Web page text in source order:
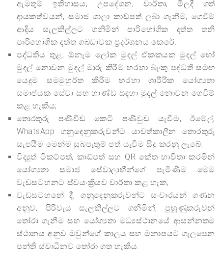
ඇමතුම් ඉතිහාසය, උපදේශන, වාර්තා, මිලදී ගත්
දායකත්වයන්, සමාජ ශාලා කාඩ්පත් ලබා ගැනීම, ගෙවීම්
ආදිය සැලකිල්ලට ගනිමින් පාරිභෝගික දත්ත තනි
පාරිභෝගික දත්ත ගබඩාවක ප්‍රදර්ශනය කෙරේ.
පද්ධතිය තුළ, ඕනෑම ලෝක මුදල් ඒකකයක මුදල් හෝ
මුදල් නොවන මුදල් මාරු කිරීම් හරහා බැංකු පද්ධති සමඟ
යෙදුම සමමුහුර්ත කිරීම හරහා ශාරීරික යෝග්‍යතා
සමාජයක සේවා සහ භාණ්ඩ සඳහා මුදල් නොවන ගෙවීම්
කළ හැකිය;
තොරතුරු පණිවිඩ කෙටි පණිවුඩ යැවීම, ඊමේල්,
WhatsApp ගනුදෙනුකරුවන්ට යාවත්කාලීන තොරතුරු
සැපයීම මෙන්ම සුබපැතුම් පත් යැවීම සිදු කරනු ලැබේ;
විද්‍යුත් ටිකට්පත්, කාඩ්පත් සහ QR කේත භාවිතා කරමින්
යෝග්‍යතා සමාජ සේවාලාභීන්ගේ පැමිණීම මෙම
වැඩසටහනට ස්වයංක්‍රීයව වාර්තා කළ හැක;
වැඩසටහනේ දී, ගනුදෙනුකරුවන්ට සංචාරයන් ගණන
අනුව, පිරිවැය සැලකිල්ලට ගනිමින්, පුහුණුකරුවන්
තෝරා ගැනීම සහ යෝග්‍යතා මධ්‍යස්ථානයේ ආසන්නතම
ස්ථානය අනුව ඔවුන්ගේ කාලය සහ මනාපයට ගැලපෙන
පන්ති ස්වාධීනව තෝරා ගත හැකිය.